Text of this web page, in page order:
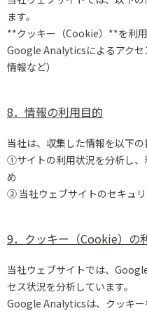
ます。
**クッキー（Cookie）**を利
Google Analyticsによるアクセ
情報など）
8．情報の利用目的
当社は、収集した情報を以下の
①サイトの利用状況を分析し、
め
② 当社ウェブサイトのセキュ
9．クッキー（Cookie）の
当社ウェブサイトでは、
セス状況を分析しています。
Google Analyticsは、クッキー